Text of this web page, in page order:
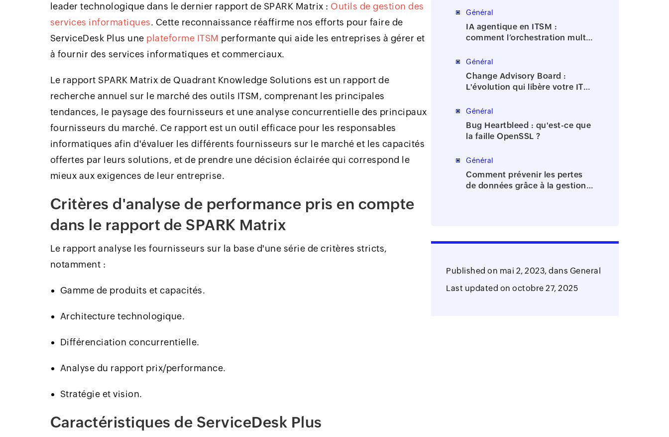
leader technologique dans le dernier rapport de SPARK Matrix : Outils de gestion des
services informatiques. Cette reconnaissance réaffirme nos efforts pour faire de
ServiceDesk Plus une plateforme ITSM performante qui aide les entreprises à gérer et
à fournir des services informatiques et commerciaux.
Le rapport SPARK Matrix de Quadrant Knowledge Solutions est un rapport de
recherche annuel sur le marché des outils ITSM, comprenant les principales
tendances, le paysage des fournisseurs et une analyse concurrentielle des principaux
fournisseurs du marché. Ce rapport est un outil efficace pour les responsables
informatiques afin d'évaluer les différents fournisseurs sur le marché et les capacités
offertes par leurs solutions, et de prendre une décision éclairée qui correspond le
mieux aux exigences de leur entreprise.
Critères d'analyse de performance pris en compte
dans le rapport de SPARK Matrix
Le rapport analyse les fournisseurs sur la base d'une série de critères stricts,
notamment :
Gamme de produits et capacités.
Architecture technologique.
Différenciation concurrentielle.
Analyse du rapport prix/performance.
Stratégie et vision.
Caractéristiques de ServiceDesk Plus
Général
IA agentique en ITSM :
comment l’orchestration multi-
des incidents
Général
Change Advisory Board :
L'évolution qui libère votre IT
Général
Bug Heartbleed : qu'est-ce que
la faille OpenSSL ?
Général
Comment prévenir les pertes
de données grâce à la gestion
Published on mai 2, 2023, dans General
Last updated onoctobre 27, 2025